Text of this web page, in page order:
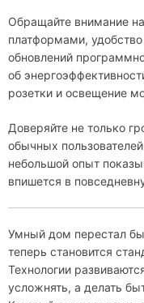
Обращайте внимание
платформами,
обновлений
об
розетки и освещение
Доверяйте не только
обычных
небольшой опыт
впишется в
Умный дом перестал
теперь становится
Технологии
усложнять, а делать